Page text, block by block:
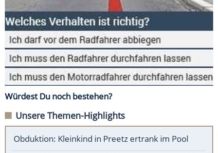
Würdest Du noch bestehen?
Unsere Themen-Highlights
Obduktion: Kleinkind in Preetz ertrank im Pool